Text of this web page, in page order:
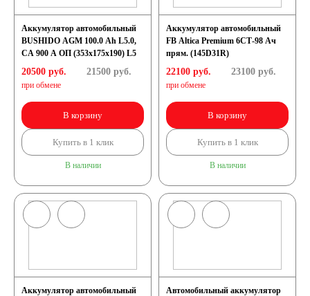
Аккумулятор автомобильный
BUSHIDO AGM 100.0 Ah L5.0,
CA 900 A ОП (353x175х190) L5
20500 руб.
при обмене
21500руб.
В корзину
Купить в 1 клик
В наличии
Аккумулятор автомобильный
FB Altica Premium 6СТ-98 Ач
прям. (145D31R)
22100 руб.
при обмене
23100руб.
В корзину
Купить в 1 клик
В наличии
Аккумулятор автомобильный
Автомобильный аккумулятор